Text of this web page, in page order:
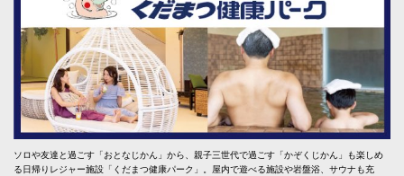
ソロや友達と過ごす「おとなじかん」から、親子三世代で過ごす「かぞくじかん」も楽しめ
る日帰りレジャー施設「くだまつ健康パーク」。屋内で遊べる施設や岩盤浴、サウナも充